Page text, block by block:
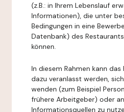
(z.B.: in Ihrem Lebenslauf
Informationen), die unter
Bedingungen in eine
Datenbank) des
können.
In diesem Rahmen kann
dazu veranlasst werden,
wenden (zum Beispiel
frühere Arbeitgeber) oder
Informationsquellen zu